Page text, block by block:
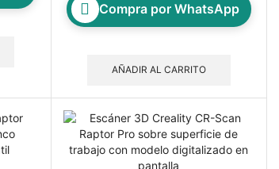
Compra por WhatsApp
AÑADIR AL CARRITO